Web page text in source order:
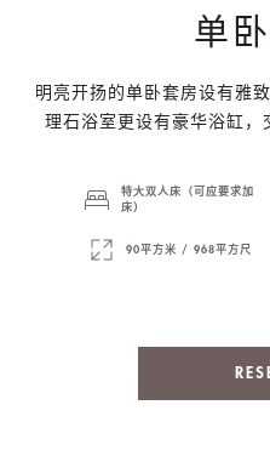
单
明亮开扬的单卧套房设有雅
理石浴室更设有豪华浴缸，
特大双人床（可应要求加
床）
90平方米 / 968平方尺